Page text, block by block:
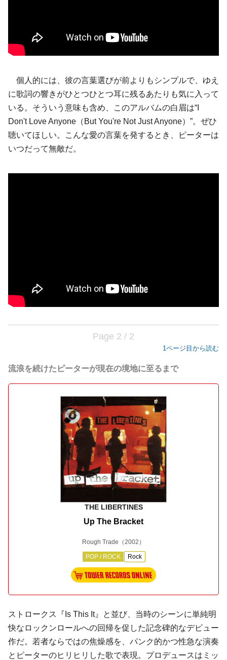
個人的には、彼の言葉選びが前よりもシンプルで、ゆえ
に歌詞の響きがひとつひとつ耳に残るあたりも気に入って
いる。そういう意味も含め、このアルバムの白眉は“I
Don't Love Anyone（But You're Not Just Anyone）”。ぜひ
聴いてほしい。こんな愛の言葉を発するとき、ピーターは
いつだって無敵だ。
Page 2 / 2
1ページ目から読む
流浪を続けたピーターが現在の境地に至るまで
THE LIBERTINES
Up The Bracket
Rough Trade （2002）
POP / ROCK Rock
ストロークス
『Is This It』と並び、当時のシーンに単純明
快な ロックンロールへの回帰を促した記念碑的なデビュー
作だ。若者ならではの焦燥感を、 パンク 的かつ性急な演奏
とピーターのヒリヒリした歌で表現。プロデュースは ミッ